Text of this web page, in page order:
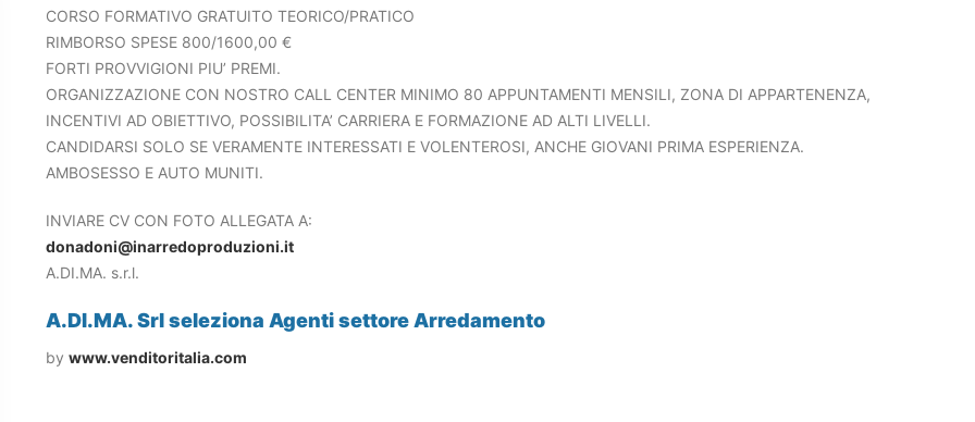
CORSO FORMATIVO GRATUITO TEORICO/PRATICO
RIMBORSO SPESE 800/1600,00 €
FORTI PROVVIGIONI PIU’ PREMI.
ORGANIZZAZIONE CON NOSTRO CALL CENTER MINIMO 80 APPUNTAMENTI MENSILI, ZONA DI APPARTENENZA,
INCENTIVI AD OBIETTIVO, POSSIBILITA’ CARRIERA E FORMAZIONE AD ALTI LIVELLI.
CANDIDARSI SOLO SE VERAMENTE INTERESSATI E VOLENTEROSI, ANCHE GIOVANI PRIMA ESPERIENZA.
AMBOSESSO E AUTO MUNITI.
INVIARE CV CON FOTO ALLEGATA A:
donadoni@inarredoproduzioni.it
A.DI.MA. s.r.l.
A.DI.MA. Srl seleziona Agenti settore Arredamento
by www.venditoritalia.com